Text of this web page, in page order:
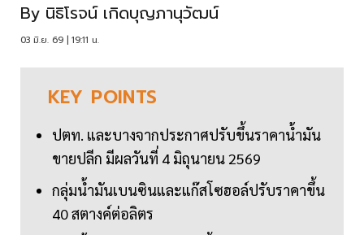
By นิธิโรจน์ เกิดบุญภานุวัฒน์
03 มิ.ย. 69 | 19:11 น.
KEY POINTS
ปตท. และบางจากประกาศปรับขึ้นราคาน้ำมัน
ขายปลีก มีผลวันที่ 4 มิถุนายน 2569
กลุ่มน้ำมันเบนซินและแก๊สโซฮอล์ปรับราคาขึ้น
40 สตางค์ต่อลิตร